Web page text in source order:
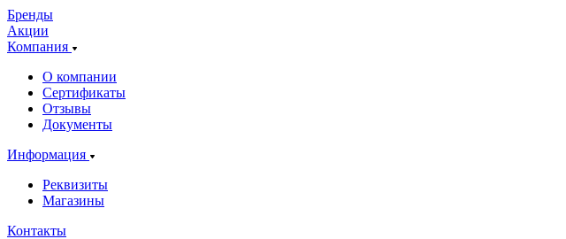
Бренды
Акции
Компания
О компании
Сертификаты
Отзывы
Документы
Информация
Реквизиты
Магазины
Контакты